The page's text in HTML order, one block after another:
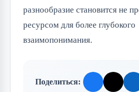
разнообразие становится не
ресурсом для более глубокого
взаимопонимания.
Поделиться: